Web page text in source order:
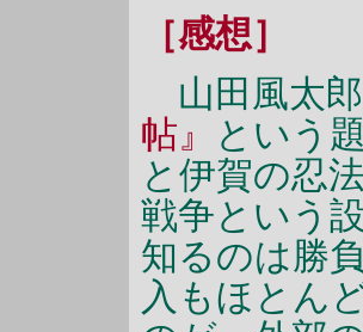
［感想］
山田風太
帖』
という
と伊賀の忍
戦争という
知るのは勝
入もほとん